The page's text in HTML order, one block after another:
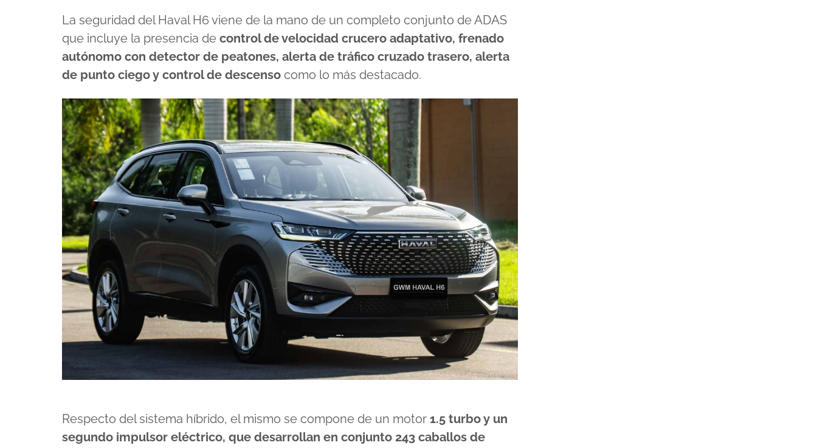
La seguridad del Haval H6 viene de la mano de un completo conjunto de ADAS
que incluye la presencia de control de velocidad crucero adaptativo, frenado
autónomo con detector de peatones, alerta de tráfico cruzado trasero, alerta
de punto ciego y control de descenso como lo más destacado.
Respecto del sistema híbrido, el mismo se compone de un motor 1.5 turbo y un
segundo impulsor eléctrico, que desarrollan en conjunto 243 caballos de